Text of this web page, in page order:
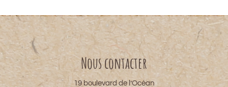
Nous contacter
19 boulevard de l’Océan